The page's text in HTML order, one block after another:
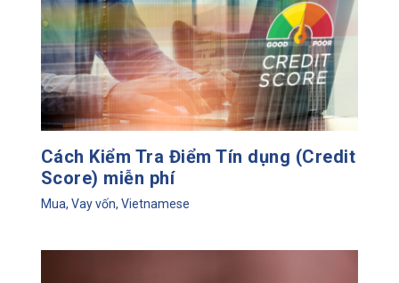
Cách Kiểm Tra Điểm Tín dụng (Credit
Score) miễn phí
Mua, Vay vốn, Vietnamese